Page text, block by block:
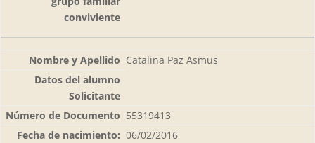
Catalina Paz Asmus
55319413
06/02/2016